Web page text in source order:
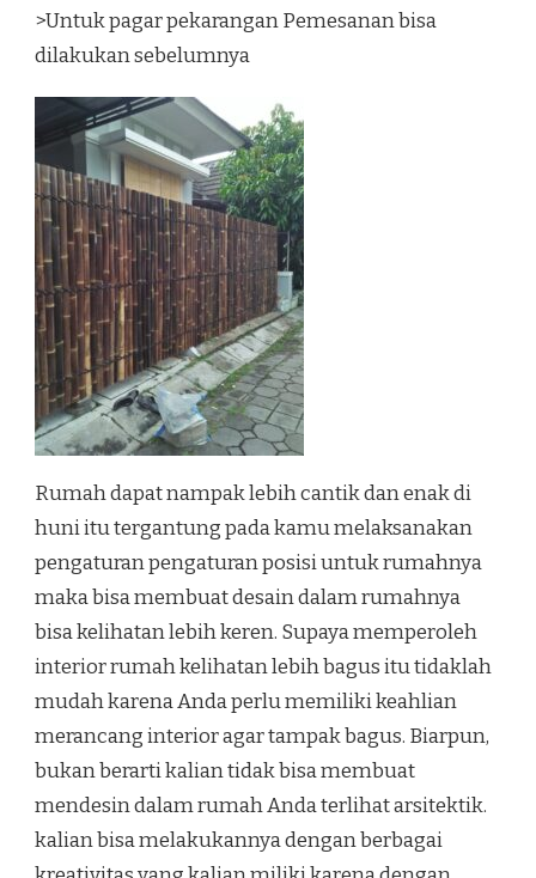
>Untuk pagar pekarangan Pemesanan bisa
dilakukan sebelumnya
Rumah dapat nampak lebih cantik dan enak di
huni itu tergantung pada kamu melaksanakan
pengaturan pengaturan posisi untuk rumahnya
maka bisa membuat desain dalam rumahnya
bisa kelihatan lebih keren. Supaya memperoleh
interior rumah kelihatan lebih bagus itu tidaklah
mudah karena Anda perlu memiliki keahlian
merancang interior agar tampak bagus. Biarpun,
bukan berarti kalian tidak bisa membuat
mendesin dalam rumah Anda terlihat arsitektik.
kalian bisa melakukannya dengan berbagai